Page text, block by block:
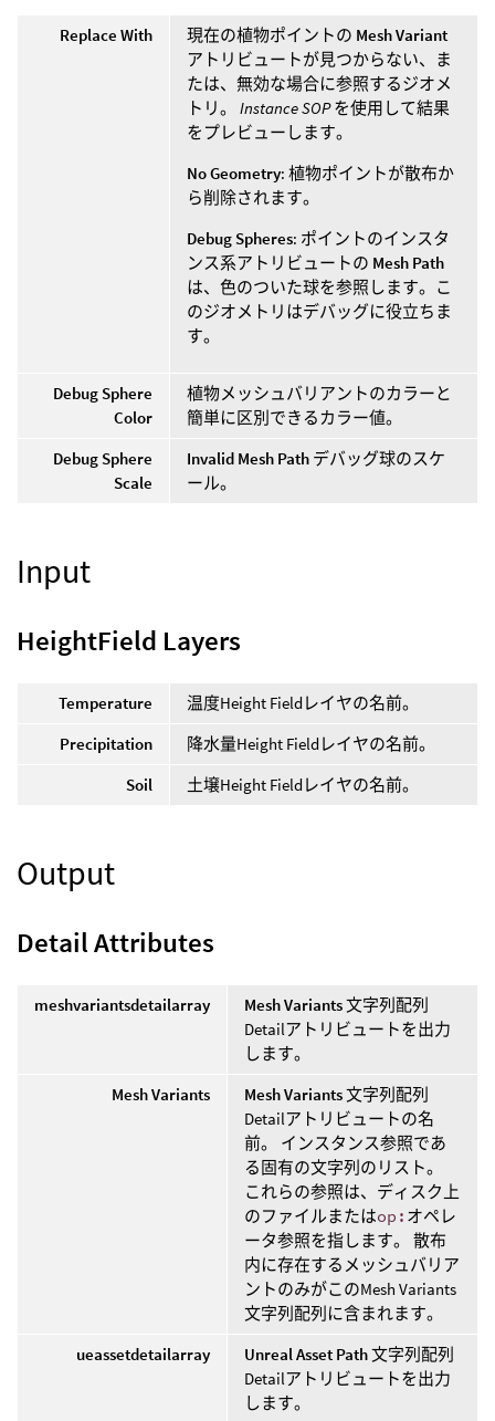
Replace With 現在の植物ポイントの Mesh Variant
アトリビュートが見つからない、ま
たは、無効な場合に参照するジオメ
トリ。 Instance SOPを使用して結果
をプレビューします。
No Geometry: 植物ポイントが散布か
ら削除されます。
Debug Spheres: ポイントのインスタ
ンス系アトリビュートの Mesh Path
は、色のついた球を参照します。こ
のジオメトリはデバッグに役立ちま
す。
Debug Sphere
Color
植物メッシュバリアントのカラーと
簡単に区別できるカラー値。
Debug Sphere
Scale
Invalid Mesh Path デバッグ球のスケ
ール。
Input
HeightField Layers
Temperature
温度Height Fieldレイヤの名前。
Precipitation
降水量Height Fieldレイヤの名前。
Soil
土壌Height Fieldレイヤの名前。
Output
Detail Attributes
meshvariantsdetailarray Mesh Variants文字列配列
Detailアトリビュートを出力
します。
Mesh Variants
Mesh Variants文字列配列
Detailアトリビュートの名
前。 インスタンス参照であ
る固有の文字列のリスト。
これらの参照は、ディスク上
のファイルまたはop: オペレ
ータ参照を指します。 散布
内に存在するメッシュバリア
ントのみがこのMesh Variants
文字列配列に含まれます。
ueassetdetailarray
Unreal Asset Path文字列配列
Detailアトリビュートを出力
します。